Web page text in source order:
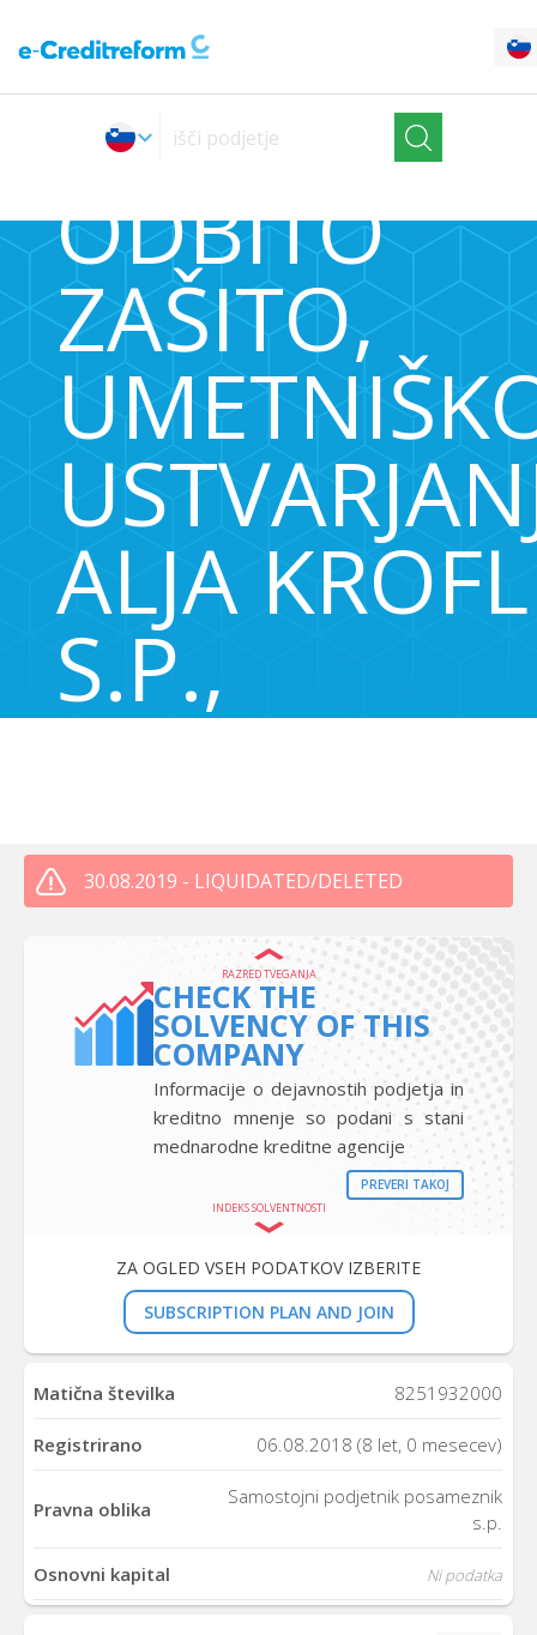
ODBITO
ZAŠITO,
ALJA KROFL
S.P.,
30.08.2019 - LIQUIDATED/DELETED
RAZRED TVEGANJA
CHECK THE
SOLVENCY OF THIS
COMPANY
Informacije o dejavnostih podjetja in
kreditno mnenje so podani s stani
mednarodne kreditne agencije
PREVERI TAKOJ
INDEKS SOLVENTNOSTI
ZA OGLED VSEH PODATKOV IZBERITE
SUBSCRIPTION PLAN AND JOIN
Matična številka 8251932000
Registrirano 06.08.2018 (8 let, 0 mesecev)
Pravna oblika
Samostojni podjetnik posameznik
s.p.
Osnovni kapital Ni podatka